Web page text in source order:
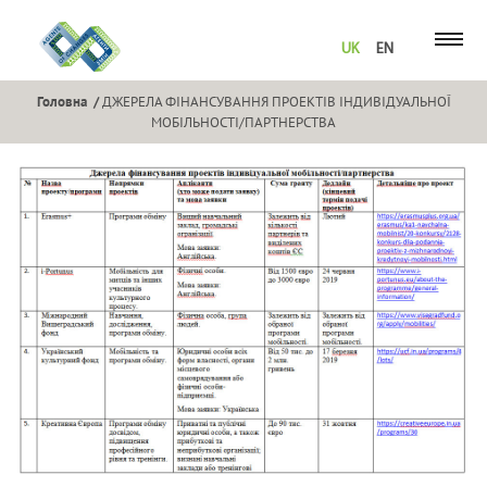
UK EN
Головна
ДЖЕРЕЛА ФІНАНСУВАННЯ ПРОЕКТІВ ІНДИВІДУАЛЬНОЇ
МОБІЛЬНОСТІ/ПАРТНЕРСТВА